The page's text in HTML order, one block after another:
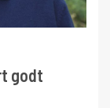
godt